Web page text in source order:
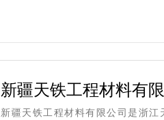
新疆天铁工程材料有
新疆天铁工程材料有限公司是浙江